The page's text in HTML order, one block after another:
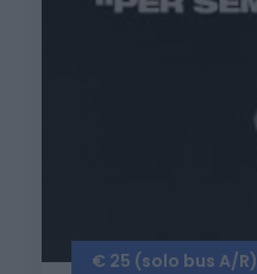
€ 25 (solo bus A/R)